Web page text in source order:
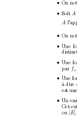
•On
•Soit
A
•On
• Une
• Une
par f
• Une
`
a dire
est
•Un
Cet en
ou | E|